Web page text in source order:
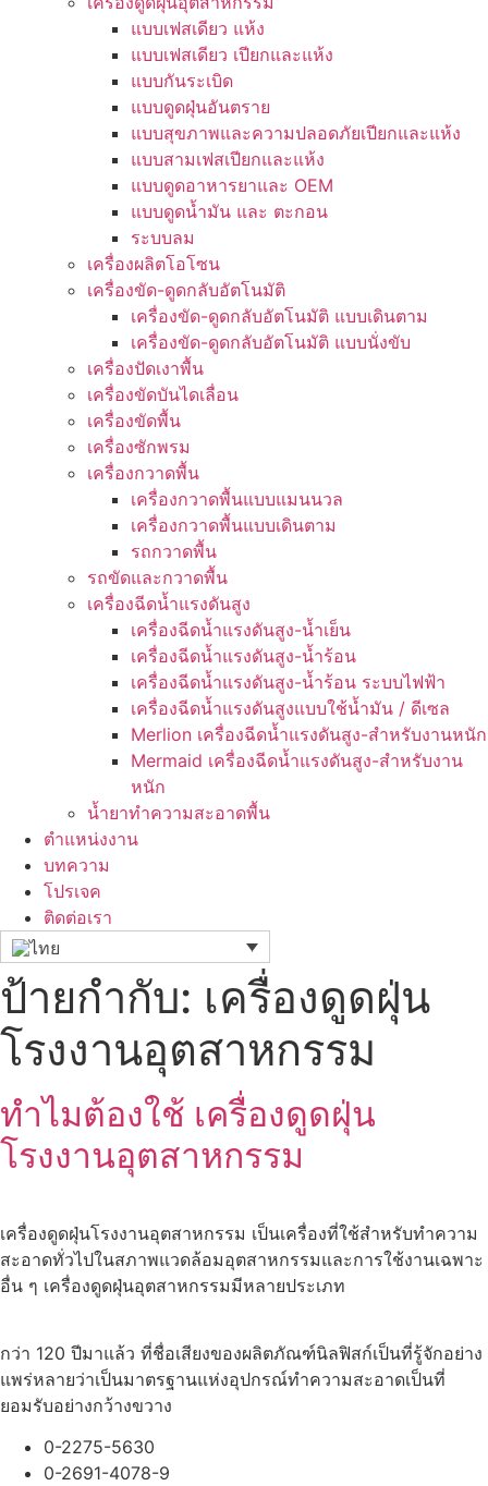
แบบเฟสเดียว แห้ง
แบบเฟสเดียว เปียกและแห้ง
แบบกันระเบิด
แบบดูดฝุ่นอันตราย
แบบสุขภาพและความปลอดภัยเปียกและแห้ง
แบบสามเฟสเปียกและแห้ง
แบบดูดอาหารยาและ OEM
แบบดูดน้ำมัน และ ตะกอน
ระบบลม
เครื่องผลิตโอโซน
เครื่องขัด-ดูดกลับอัตโนมัติ
เครื่องขัด-ดูดกลับอัตโนมัติ แบบเดินตาม
เครื่องขัด-ดูดกลับอัตโนมัติ แบบนั่งขับ
เครื่องปัดเงาพื้น
เครื่องขัดบันไดเลื่อน
เครื่องขัดพื้น
เครื่องซักพรม
เครื่องกวาดพื้น
เครื่องกวาดพื้นแบบแมนนวล
เครื่องกวาดพื้นแบบเดินตาม
รถกวาดพื้น
รถขัดและกวาดพื้น
เครื่องฉีดน้ำแรงดันสูง
เครื่องฉีดน้ำแรงดันสูง-น้ำเย็น
เครื่องฉีดน้ำแรงดันสูง-น้ำร้อน
เครื่องฉีดน้ำแรงดันสูง-น้ำร้อน ระบบไฟฟ้า
เครื่องฉีดน้ำแรงดันสูงแบบใช้น้ำมัน / ดีเซล
Merlion เครื่องฉีดน้ำแรงดันสูง-สำหรับงานหนัก
Mermaid เครื่องฉีดน้ำแรงดันสูง-สำหรับงาน
หนัก
น้ำยาทำความสะอาดพื้น
ตำแหน่งงาน
บทความ
โปรเจค
ติดต่อเรา
ป้ายกำกับ: เครื่องดูดฝุ่น
โรงงานอุตสาหกรรม
ทำไมต้องใช้ เครื่องดูดฝุ่น
โรงงานอุตสาหกรรม
เครื่องดูดฝุ่นโรงงานอุตสาหกรรม เป็นเครื่องที่ใช้สำหรับทำความ
สะอาดทั่วไปในสภาพแวดล้อมอุตสาหกรรมและการใช้งานเฉพาะ
อื่น ๆ เครื่องดูดฝุ่นอุตสาหกรรมมีหลายประเภท
กว่า 120 ปีมาแล้ว ที่ชื่อเสียงของผลิตภัณฑ์นิลฟิสก์เป็นที่รู้จักอย่าง
แพร่หลายว่าเป็นมาตรฐานแห่งอุปกรณ์ทำความสะอาดเป็นที่
ยอมรับอย่างกว้างขวาง
0-2275-5630
0-2691-4078-9